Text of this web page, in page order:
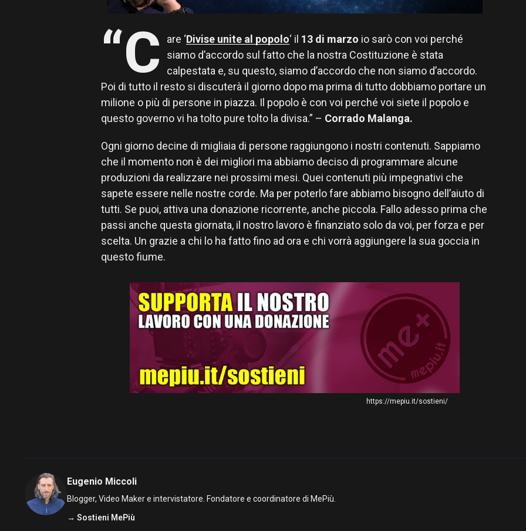
“C are ‘Divise unite al popolo‘ il 13 di marzo io sarò con voi perché
siamo d’accordo sul fatto che la nostra Costituzione è stata
calpestata e, su questo, siamo d’accordo che non siamo d’accordo.
Poi di tutto il resto si discuterà il giorno dopo ma prima di tutto dobbiamo portare un
milione o più di persone in piazza. Il popolo è con voi perché voi siete il popolo e
questo governo vi ha tolto pure tolto la divisa.” – Corrado Malanga.
Ogni giorno decine di migliaia di persone raggiungono i nostri contenuti. Sappiamo
che il momento non è dei migliori ma abbiamo deciso di programmare alcune
produzioni da realizzare nei prossimi mesi. Quei contenuti più impegnativi che
sapete essere nelle nostre corde. Ma per poterlo fare abbiamo bisogno dell’aiuto di
tutti. Se puoi, attiva una donazione ricorrente, anche piccola. Fallo adesso prima che
passi anche questa giornata, il nostro lavoro è finanziato solo da voi, per forza e per
scelta. Un grazie a chi lo ha fatto fino ad ora e chi vorrà aggiungere la sua goccia in
questo fiume.
https://mepiu.it/sostieni/
Eugenio Miccoli
Blogger, Video Maker e intervistatore. Fondatore e coordinatore di MePiù.
→ Sostieni MePiù